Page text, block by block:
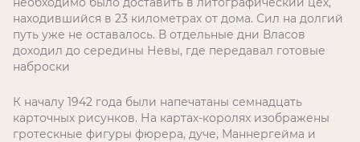
находившийся в 23 километрах от дома. Сил на долгий
путь уже не оставалось. В отдельные дни Власов
доходил до середины Невы, где передавал готовые
наброски
К началу 1942 года были напечатаны семнадцать
карточных рисунков. На картах-королях изображены
гротескные фигуры фюрера, дуче, Маннергейма и